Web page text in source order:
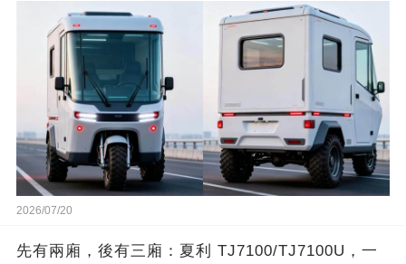
2026/07/20
先有兩廂，後有三廂：夏利 TJ7100/TJ7100U，一